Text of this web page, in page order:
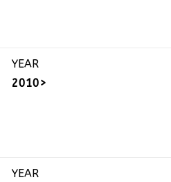
YEAR
2010>
YEAR